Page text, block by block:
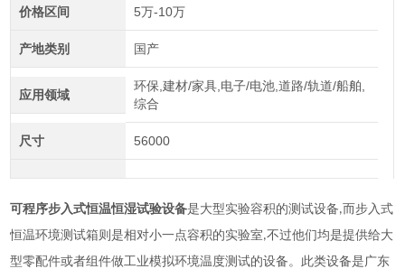
价格区间 5万-10万
产地类别 国产
应用领域
环保,建材/家具,电子/电池,道路/轨道/船舶,
综合
尺寸 56000
可程序步入式恒温恒湿试验设备是大型实验容积的测试设备,而步入式
恒温环境测试箱则是相对小一点容积的实验室,不过他们均是提供给大
型零配件或者组件做工业模拟环境温度测试的设备。 此类设备是广东